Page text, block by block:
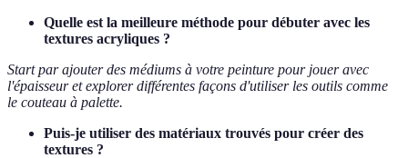
Quelle est la meilleure méthode pour débuter avec les
textures acryliques ?
Start par ajouter des médiums à votre peinture pour jouer avec
l'épaisseur et explorer différentes façons d'utiliser les outils comme
le couteau à palette.
Puis-je utiliser des matériaux trouvés pour créer des
textures ?